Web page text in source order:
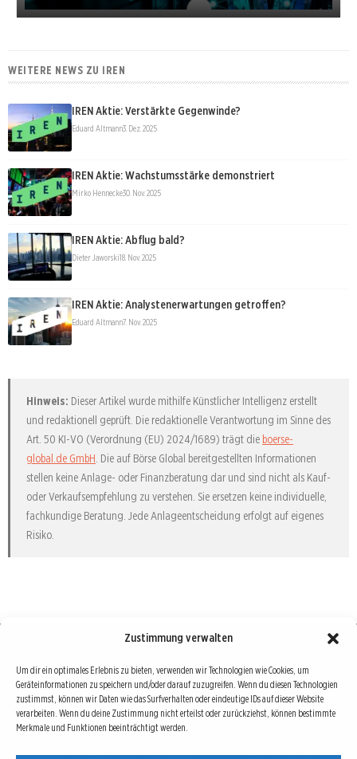
Zustimmung verwalten
Um dir ein optimales Erlebnis zu bieten, verwenden wir Technologien wie Cookies, um
Geräteinformationen zu speichern und/oder darauf zuzugreifen. Wenn du diesen Technologien
zustimmst, können wir Daten wie das Surfverhalten oder eindeutige IDs auf dieser Website
verarbeiten. Wenn du deine Zustimmung nicht erteilst oder zurückziehst, können bestimmte
Merkmale und Funktionen beeinträchtigt werden.
WEITERE NEWS ZU IREN
IREN Aktie: Verstärkte Gegenwinde?
Eduard Altmann3. Dez. 2025
IREN Aktie: Wachstumsstärke demonstriert
Mirko Hennecke30. Nov. 2025
IREN Aktie: Abflug bald?
Dieter Jaworski18. Nov. 2025
IREN Aktie: Analystenerwartungen getroffen?
Eduard Altmann7. Nov. 2025
Hinweis: Dieser Artikel wurde mithilfe Künstlicher Intelligenz erstellt
und redaktionell geprüft. Die redaktionelle Verantwortung im Sinne des
Art. 50 KI-VO (Verordnung (EU) 2024/1689) trägt die boerse-
global.de GmbH . Die auf Börse Global bereitgestellten Informationen
stellen keine Anlage- oder Finanzberatung dar und sind nicht als Kauf-
oder Verkaufsempfehlung zu verstehen. Sie ersetzen keine individuelle,
fachkundige Beratung. Jede Anlageentscheidung erfolgt auf eigenes
Risiko.
Börse : lokal, international, global
Erfolgreiche Börsengeschäfte bedingen vor allem drei Dinge: Verlässliche Informationen,
richtige Interpretationen und unabhängige Informationsquellen. Diese drei Bausteine sind
auch die redaktionelle Leitlinie von Börse Global.